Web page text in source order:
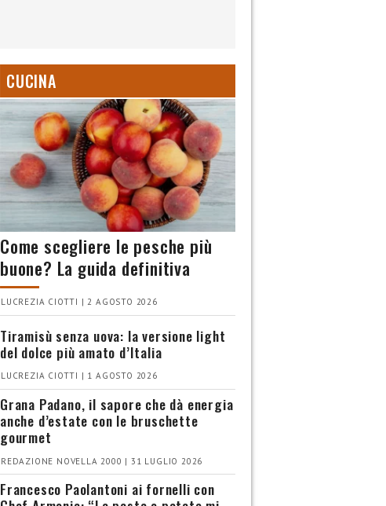
CUCINA
Come scegliere le pesche più
buone? La guida definitiva
LUCREZIA CIOTTI | 2 AGOSTO 2026
Tiramisù senza uova: la versione light
del dolce più amato d’Italia
LUCREZIA CIOTTI | 1 AGOSTO 2026
Grana Padano, il sapore che dà energia
anche d’estate con le bruschette
gourmet
REDAZIONE NOVELLA 2000 | 31 LUGLIO 2026
Francesco Paolantoni ai fornelli con